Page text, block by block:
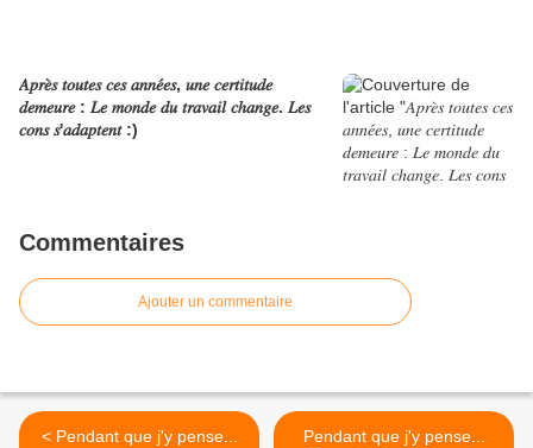
𝐴𝑝𝑟𝑒̀𝑠 𝑡𝑜𝑢𝑡𝑒𝑠 𝑐𝑒𝑠 𝑎𝑛𝑛𝑒́𝑒𝑠, 𝑢𝑛𝑒 𝑐𝑒𝑟𝑡𝑖𝑡𝑢𝑑𝑒
𝑑𝑒𝑚𝑒𝑢𝑟𝑒 : 𝐿𝑒 𝑚𝑜𝑛𝑑𝑒 𝑑𝑢 𝑡𝑟𝑎𝑣𝑎𝑖𝑙 𝑐ℎ𝑎𝑛𝑔𝑒. 𝐿𝑒𝑠
𝑐𝑜𝑛𝑠 𝑠'𝑎𝑑𝑎𝑝𝑡𝑒𝑛𝑡 :)
Commentaires
Ajouter un commentaire
< Pendant que j'y pense...
Pendant que j'y pense...